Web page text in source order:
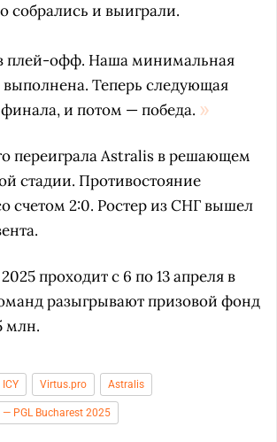
собрались и выиграли.
офф. Наша минимальная
выполнена. Теперь следующая
и потом — победа.
переиграла Astralis в решающем
стадии. Противостояние
счетом 2:0. Ростер из СНГ вышел
проходит с 6 по 13 апреля в
разыгрывают призовой фонд
млн.
ICY Virtus.pro Astralis
— PGL Bucharest 2025